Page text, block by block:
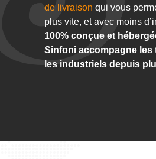
de livraison qui vous
plus vite, et avec moins
100% conçue et
Sinfoni accompagne les
les industriels depuis